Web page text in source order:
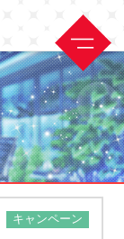
キャンペーン